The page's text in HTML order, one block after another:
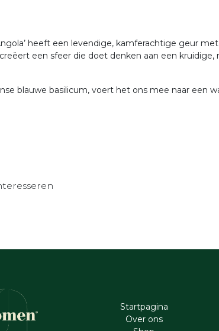
heeft een levendige, kamferachtige geur
een sfeer die doet denken aan een
blauwe basilicum, voert het ons mee naar een
Startpagina
Ove​r​ ons